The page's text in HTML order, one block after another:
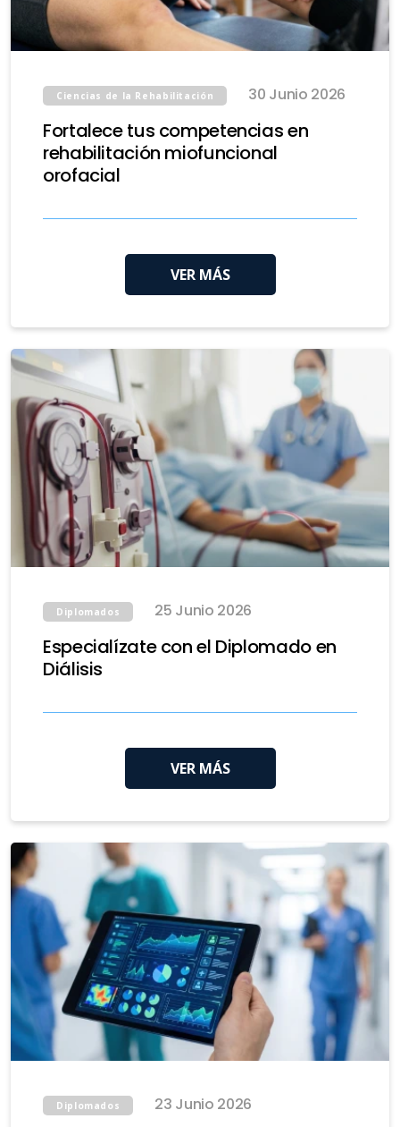
Ciencias de la Rehabilitación 30 Junio 2026
Fortalece tus competencias en
rehabilitación miofuncional
orofacial
VER MÁS
Diplomados 25 Junio 2026
Especialízate con el Diplomado en
Diálisis
VER MÁS
Diplomados 23 Junio 2026